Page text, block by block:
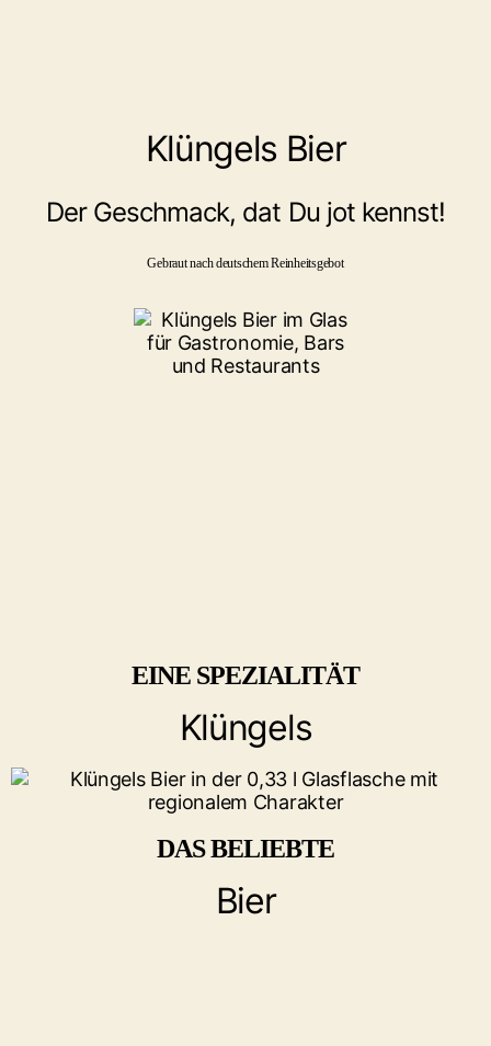
Klüngels Bier
Der Geschmack, dat Du jot kennst!
Gebraut nach deutschem Reinheitsgebot
EINE SPEZIALITÄT
Klüngels
DAS BELIEBTE
Bier